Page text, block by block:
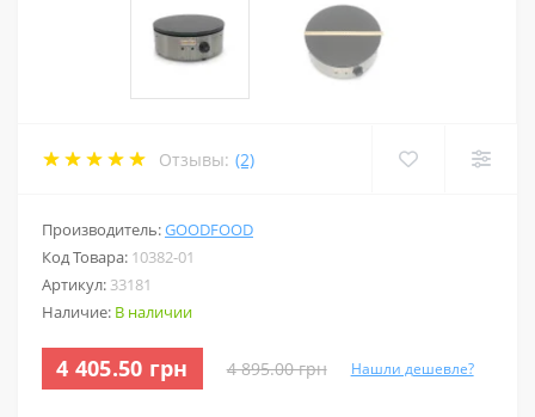
Отзывы: (2)
Производитель:GOODFOOD
Код Товара: 10382-01
Артикул: 33181
Наличие: В наличии
4 405.50 грн 4 895.00 грн Нашли дешевле?